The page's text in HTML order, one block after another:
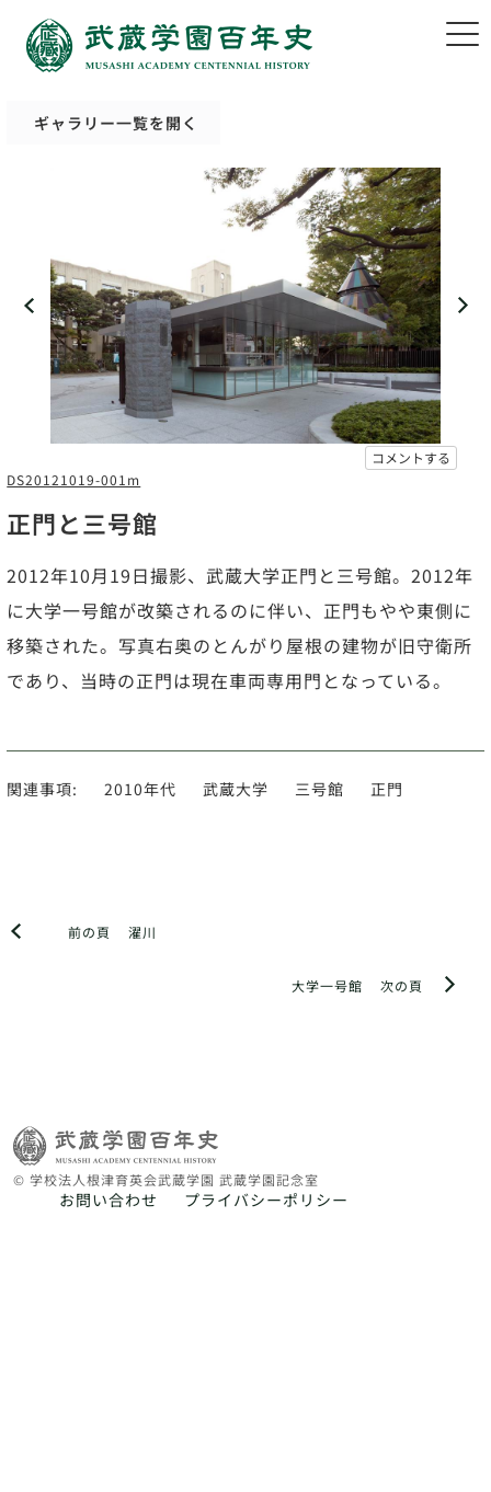
ギャラリー一覧を開く
コメントする
DS20121019-001m
正門と三号館
2012年10月19日撮影、武蔵大学正門と三号館。2012年
に大学一号館が改築されるのに伴い、正門もやや東側に
移築された。写真右奥のとんがり屋根の建物が旧守衛所
であり、当時の正門は現在車両専用門となっている。
関連事項: 2010年代 武蔵大学 三号館 正門
前の頁 濯川
次の頁
大学一号館
© 学校法人根津育英会武蔵学園 武蔵学園記念室
お問い合わせ プライバシーポリシー